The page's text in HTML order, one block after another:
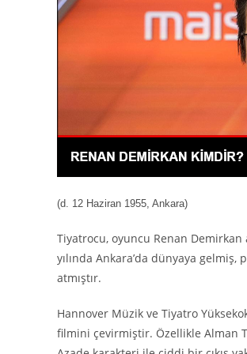
(d. 12 Haziran 1955, Ankara)
Tiyatrocu, oyuncu Renan
yılında Ankara’da dünyaya
atmıştır.
Hannover Müzik ve Tiyatro
filmini çevirmiştir. Özellikle Alman